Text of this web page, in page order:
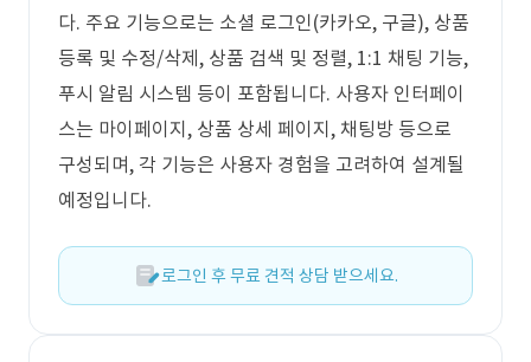
다. 주요 기능으로는 소셜 로그인(카카오, 구글), 상품
등록 및 수정/삭제, 상품 검색 및 정렬, 1:1 채팅 기능,
푸시 알림 시스템 등이 포함됩니다. 사용자 인터페이
스는 마이페이지, 상품 상세 페이지, 채팅방 등으로
구성되며, 각 기능은 사용자 경험을 고려하여 설계될
예정입니다.
로그인 후 무료 견적 상담 받으세요.